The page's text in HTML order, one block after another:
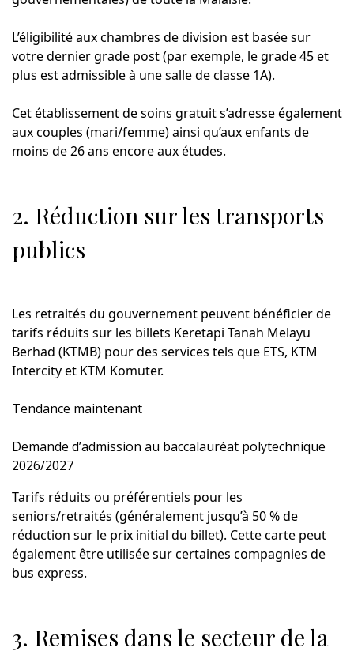
L’éligibilité aux chambres de division est basée sur
votre dernier grade post (par exemple, le grade 45 et
plus est admissible à une salle de classe 1A).
Cet établissement de soins gratuit s’adresse également
aux couples (mari/femme) ainsi qu’aux enfants de
moins de 26 ans encore aux études.
2. Réduction sur les transports
publics
Les retraités du gouvernement peuvent bénéficier de
tarifs réduits sur les billets Keretapi Tanah Melayu
Berhad (KTMB) pour des services tels que ETS, KTM
Intercity et KTM Komuter.
Tendance maintenant
Demande d’admission au baccalauréat polytechnique
2026/2027
Tarifs réduits ou préférentiels pour les
seniors/retraités (généralement jusqu’à 50 % de
réduction sur le prix initial du billet). Cette carte peut
également être utilisée sur certaines compagnies de
bus express.
3. Remises dans le secteur de la